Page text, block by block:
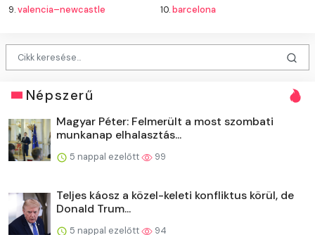
9.valencia–newcastle 10.barcelona
Népszerű
Magyar Péter: Felmerült a most szombati
munkanap elhalasztás...
5 nappal ezelőtt 99
Teljes káosz a közel-keleti konfliktus körül, de
Donald Trum...
5 nappal ezelőtt 94